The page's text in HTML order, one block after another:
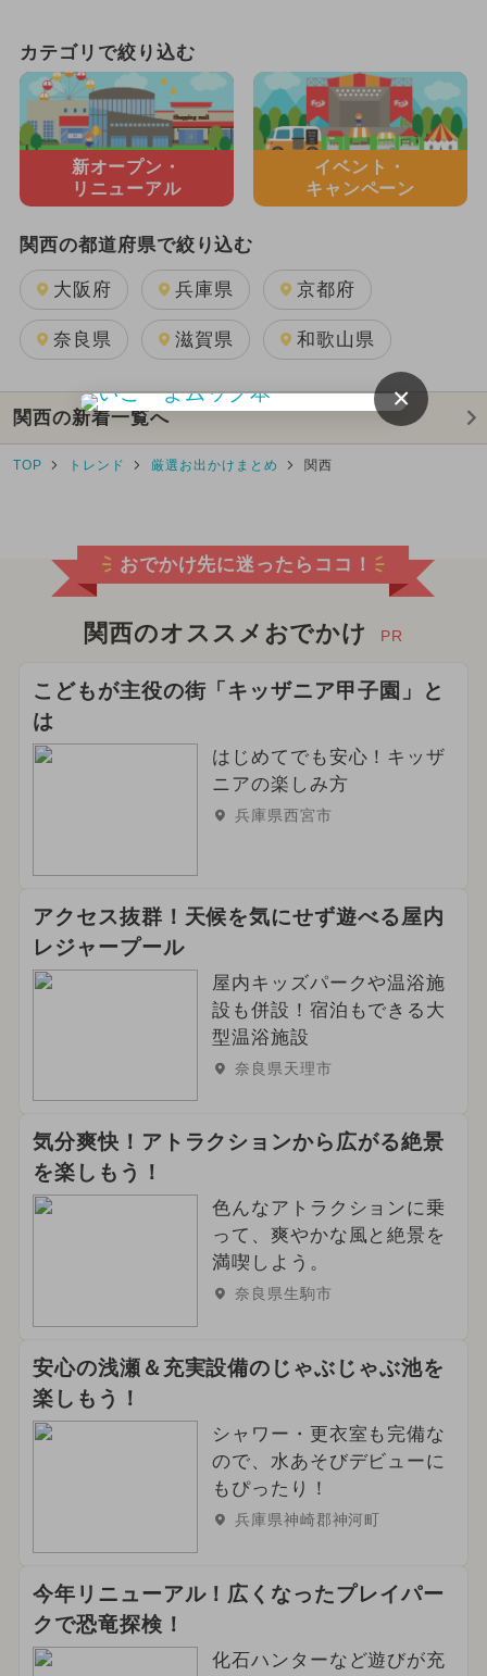
カテゴリで絞り込む
新オープン・
リニューアル
イベント・
キャンペーン
関西の都道府県で絞り込む
大阪府 兵庫県 京都府
奈良県 滋賀県 和歌山県
関西の新着一覧へ
TOP トレンド 厳選お出かけまとめ 関西
おでかけ先に迷ったらココ！
関西のオススメおでかけ PR
こどもが主役の街「キッザニア甲子園」と
は
はじめてでも安心！キッザ
ニアの楽しみ方
兵庫県西宮市
アクセス抜群！天候を気にせず遊べる屋内
レジャープール
屋内キッズパークや温浴施
設も併設！宿泊もできる大
型温浴施設
奈良県天理市
気分爽快！アトラクションから広がる絶景
を楽しもう！
色んなアトラクションに乗
って、爽やかな風と絶景を
満喫しよう。
奈良県生駒市
安心の浅瀬＆充実設備のじゃぶじゃぶ池を
楽しもう！
シャワー・更衣室も完備な
ので、水あそびデビューに
もぴったり！
兵庫県神崎郡神河町
今年リニューアル！広くなったプレイパー
クで恐竜探検！
化石ハンターなど遊びが充
×